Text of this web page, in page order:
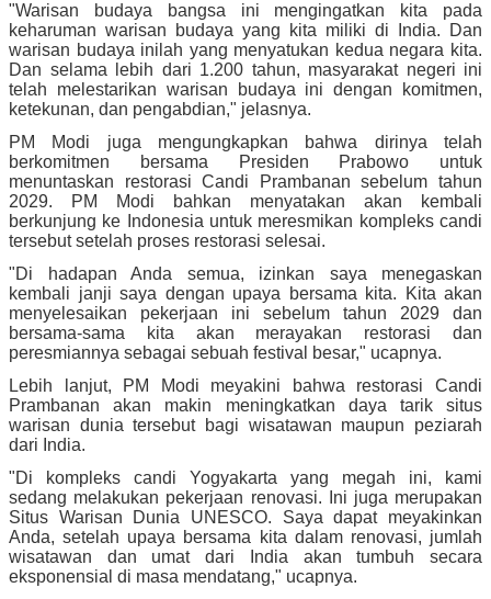
"Warisan budaya bangsa ini mengingatkan kita pada
keharuman warisan budaya yang kita miliki di India. Dan
warisan budaya inilah yang menyatukan kedua negara kita.
Dan selama lebih dari 1.200 tahun, masyarakat negeri ini
telah melestarikan warisan budaya ini dengan komitmen,
ketekunan, dan pengabdian," jelasnya.
PM Modi juga mengungkapkan bahwa dirinya telah
berkomitmen bersama Presiden Prabowo untuk
menuntaskan restorasi Candi Prambanan sebelum tahun
2029. PM Modi bahkan menyatakan akan kembali
berkunjung ke Indonesia untuk meresmikan kompleks candi
tersebut setelah proses restorasi selesai.
"Di hadapan Anda semua, izinkan saya menegaskan
kembali janji saya dengan upaya bersama kita. Kita akan
menyelesaikan pekerjaan ini sebelum tahun 2029 dan
bersama-sama kita akan merayakan restorasi dan
peresmiannya sebagai sebuah festival besar," ucapnya.
Lebih lanjut, PM Modi meyakini bahwa restorasi Candi
Prambanan akan makin meningkatkan daya tarik situs
warisan dunia tersebut bagi wisatawan maupun peziarah
dari India.
"Di kompleks candi Yogyakarta yang megah ini, kami
sedang melakukan pekerjaan renovasi. Ini juga merupakan
Situs Warisan Dunia UNESCO. Saya dapat meyakinkan
Anda, setelah upaya bersama kita dalam renovasi, jumlah
wisatawan dan umat dari India akan tumbuh secara
eksponensial di masa mendatang," ucapnya.